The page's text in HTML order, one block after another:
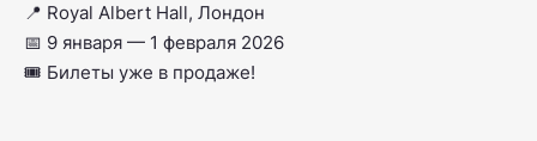
📍 Royal Albert Hall, Лондон
📅 9 января — 1 февраля 2026
🎟 Билеты уже в продаже!